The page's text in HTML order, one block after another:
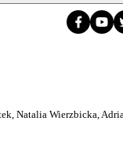
Natalia Wierzbicka,